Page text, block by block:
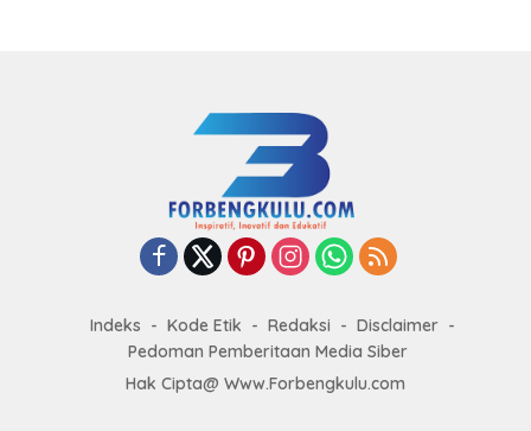
Indeks Kode Etik Redaksi
Disclaimer
Pedoman Pemberitaan Media Siber
Hak Cipta@ Www.Forbengkulu.com